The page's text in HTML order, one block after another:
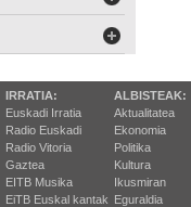
IRRATIA:
Euskadi Irratia
Radio Euskadi
Radio Vitoria
Gaztea
EITB Musika
EiTB Euskal kantak
ALBISTEAK:
Aktualitatea
Ekonomia
Politika
Kultura
Ikusmiran
Eguraldia